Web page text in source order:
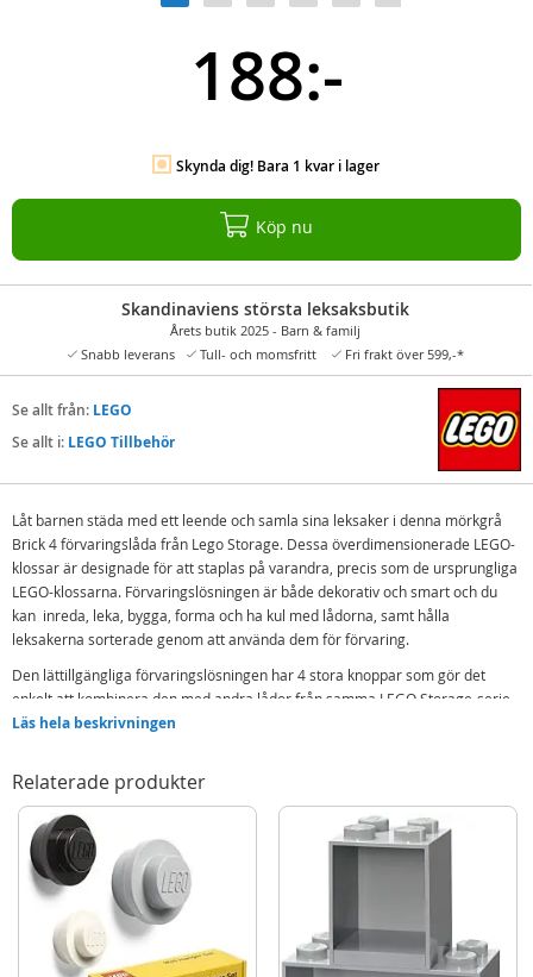
188:-
Skynda dig! Bara 1 kvar i lager
Köp nu
Skandinaviens största leksaksbutik
Årets butik 2025 - Barn & familj
Snabb leverans
Tull- och momsfritt Fri frakt över 599,-*
Se allt från: LEGO
Se allt i: LEGO Tillbehör
Låt barnen städa med ett leende och samla sina leksaker i denna mörkgrå
Brick 4 förvaringslåda från Lego Storage. Dessa överdimensionerade LEGO-
klossar är designade för att staplas på varandra, precis som de ursprungliga
LEGO-klossarna. Förvaringslösningen är både dekorativ och smart och du
kan inreda, leka, bygga, forma och ha kul med lådorna, samt hålla
leksakerna sorterade genom att använda dem för förvaring.
Den lättillgängliga förvaringslösningen har 4 stora knoppar som gör det
enkelt att kombinera den med andra lådor från samma LEGO Storage-serie.
På så sätt kan du anpassa förvaringen till vilket rum som helst, samt blanda
Tålig LEGO-kloss för förvaring
Lock ingår
Kan staplas på andra LEGO Storage Brick klossar
Innehåller:
1 LEGO Storage Brick 4 låda
Detaljer:
Läs hela beskrivningen
Relaterade produkter